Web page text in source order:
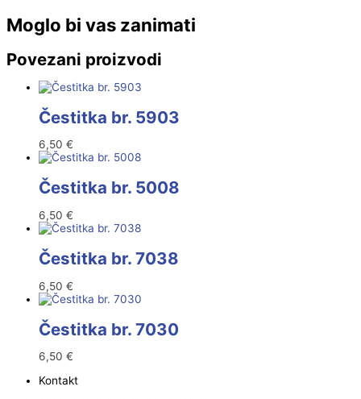
Moglo bi vas zanimati
Povezani proizvodi
Čestitka br. 5903
6,50 €
Čestitka br. 5008
6,50 €
Čestitka br. 7038
6,50 €
Čestitka br. 7030
6,50 €
Kontakt